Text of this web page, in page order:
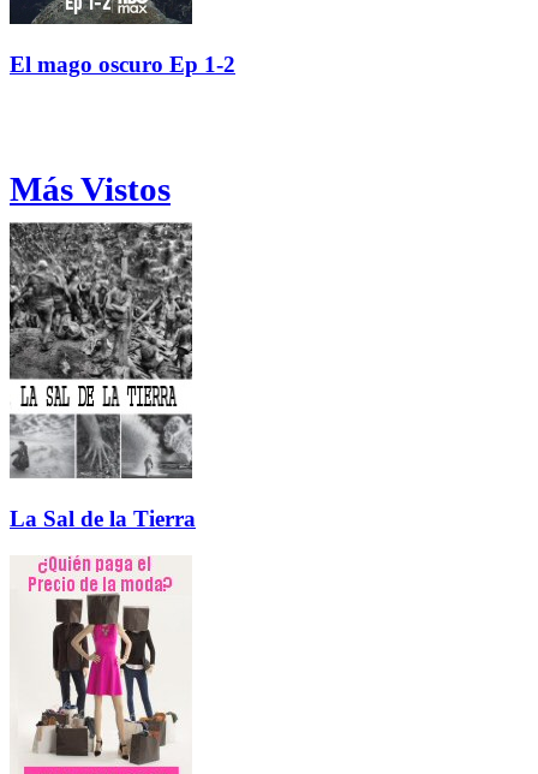
El mago oscuro Ep 1-2
Más Vistos
La Sal de la Tierra